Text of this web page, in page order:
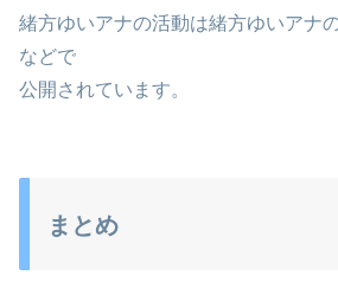
緒方ゆいアナの活動は緒方ゆいアナ
などで
公開されています。
まとめ